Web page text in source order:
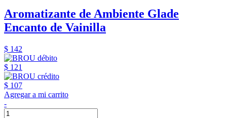
Aromatizante de Ambiente Glade
Encanto de Vainilla
$ 142
$ 121
$ 107
Agregar a mi carrito
-